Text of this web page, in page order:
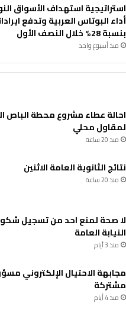
استراتيجية استهداف الأسواق
أداء البوتاس العربية وتدفع
بنسبة 28% خلال النصف الأول
منذ أسبوع واحد
احالة عطاء مشروع محطة الباص
لمقاول محلي
منذ 20 ساعة
نتائج الثانوية العامة الاثنين
منذ 20 ساعة
لا صحة لمنع احد من تسجيل
النيابة العامة
منذ 3 أيام
مجابهة الاحتيال الإلكتروني
مشتركة
منذ 4 أيام